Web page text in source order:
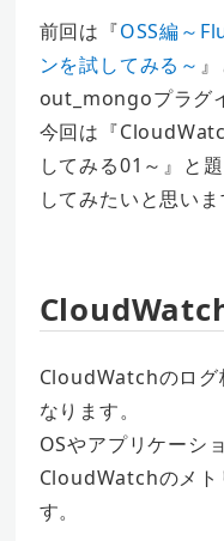
前回は『OSS編～
ンを試してみる～
out_mongoプラグ
今回は『
してみる01～』と
してみたいと思いま
CloudWatchのログ
なります。
OSやアプリケーシ
CloudWatchのメト
す。